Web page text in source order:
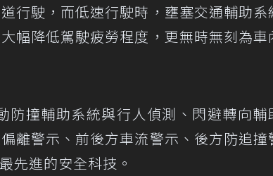
行駛，而低速行駛時，壅塞交通輔助系
幅降低駕駛疲勞程度，更無時無刻為車
防撞輔助系統與行人偵測、閃避轉向輔
離警示、前後方車流警示、後方防追撞
先進的安全科技。